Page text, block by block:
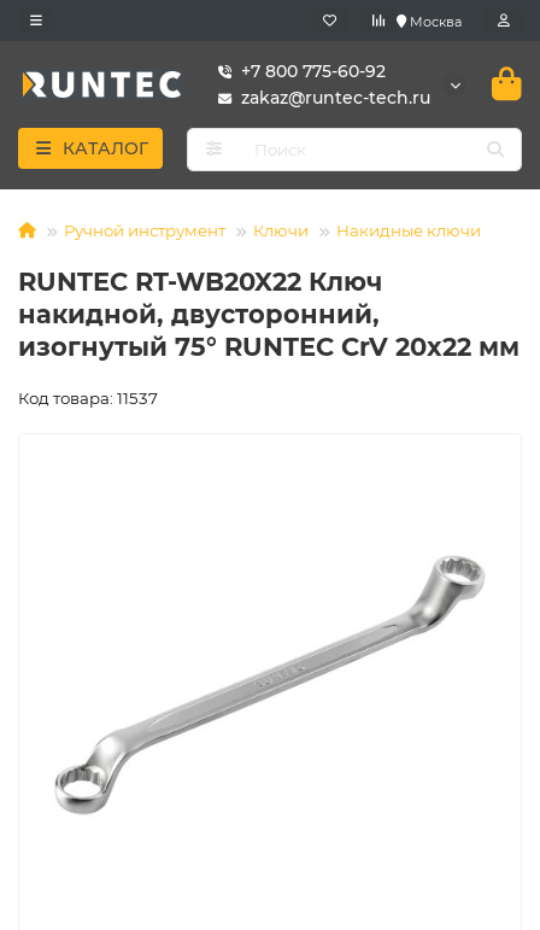
Москва
+7 800 775-60-92
zakaz@runtec-tech.ru
КАТАЛОГ
Ручной инструмент Ключи Накидные ключи
RUNTEC RT-WB20X22 Ключ
накидной, двусторонний,
изогнутый 75° RUNTEC CrV 20x22 мм
Код товара: 11537